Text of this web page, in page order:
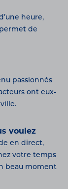
heure,
de
passionnés
ont eux-
voulez
en direct,
votre temps
beau moment